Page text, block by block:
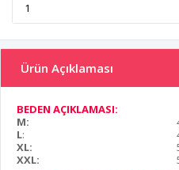
Ürün Açıklaması
BEDEN AÇIKLAMASI:
M:
L:
XL:
XXL: